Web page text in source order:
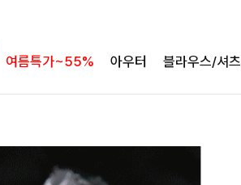
여름특가~55% 아우터 블라우스/셔츠